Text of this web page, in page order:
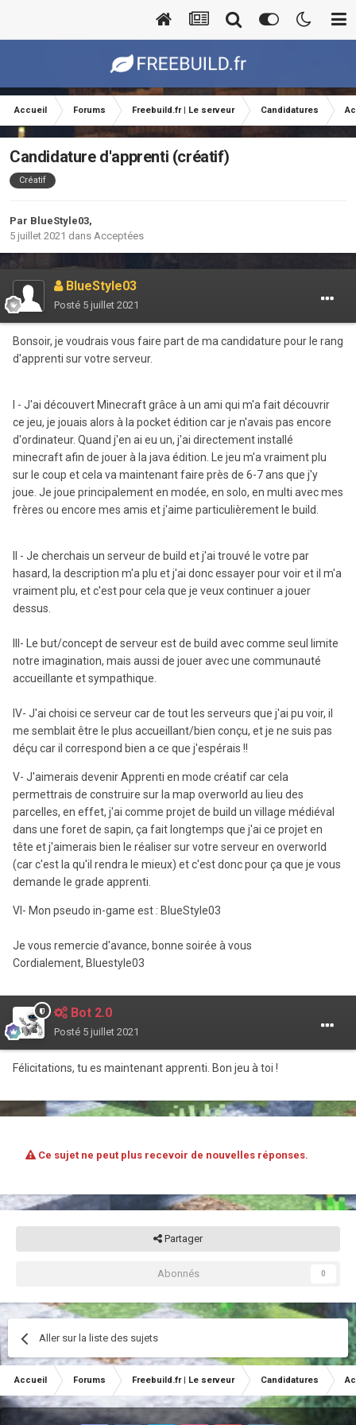
Accueil Forums Freebuild.fr | Le serveur Candidatures
Candidature d'apprenti (créatif)
Créatif
Par BlueStyle03,
5 juillet 2021 dans Acceptées
BlueStyle03
Posté 5 juillet 2021
Bonsoir, je voudrais vous faire part de ma candidature pour le rang
d'apprenti sur votre serveur.
I - J'ai découvert Minecraft grâce à un ami qui m'a fait découvrir
ce jeu, je jouais alors à la pocket édition car je n'avais pas encore
d'ordinateur. Quand j'en ai eu un, j'ai directement installé
minecraft afin de jouer à la java édition. Le jeu m'a vraiment plu
sur le coup et cela va maintenant faire près de 6-7 ans que j'y
joue. Je joue principalement en modée, en solo, en multi avec mes
frères ou encore mes amis et j'aime particulièrement le build.
II - Je cherchais un serveur de build et j'ai trouvé le votre par
hasard, la description m'a plu et j'ai donc essayer pour voir et il m'a
vraiment plu, et c'est pour cela que je veux continuer a jouer
dessus.
III- Le but/concept de serveur est de build avec comme seul limite
notre imagination, mais aussi de jouer avec une communauté
accueillante et sympathique.
IV- J'ai choisi ce serveur car de tout les serveurs que j'ai pu voir, il
me semblait être le plus accueillant/bien conçu, et je ne suis pas
déçu car il correspond bien a ce que j'espérais !!
V- J'aimerais devenir Apprenti en mode créatif car cela
permettrais de construire sur la map overworld au lieu des
parcelles, en effet, j'ai comme projet de build un village médiéval
dans une foret de sapin, ça fait longtemps que j'ai ce projet en
tête et j'aimerais bien le réaliser sur votre serveur en overworld
(car c'est la qu'il rendra le mieux) et c'est donc pour ça que je vous
demande le grade apprenti.
VI- Mon pseudo in-game est : BlueStyle03
Je vous remercie d'avance, bonne soirée à vous
Cordialement, Bluestyle03
Bot 2.0
Posté 5 juillet 2021
Félicitations, tu es maintenant apprenti. Bon jeu à toi !
Ce sujet ne peut plus recevoir de nouvelles réponses.
Partager
Abonnés 0
Aller sur la liste des sujets
Accueil Forums Freebuild.fr | Le serveur Candidatures